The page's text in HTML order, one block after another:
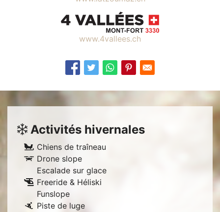
www.4vallees.ch
Activités hivernales
Chiens de traîneau
Drone slope
Escalade sur glace
Freeride & Héliski
Funslope
Piste de luge